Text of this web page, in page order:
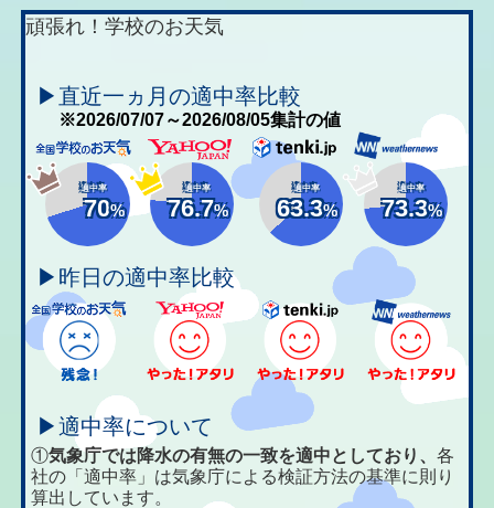
頑張れ！学校のお天気
▶直近一ヵ月の適中率比較
※2026/07/07～2026/08/05集計の値
適中率
70%
適中率
76.7%
適中率
63.3%
適中率
73.3%
▶昨日の適中率比較
▶適中率について
①気象庁では降水の有無の一致を適中としており、各
社の「適中率」は気象庁による検証方法の基準に則り
算出しています。